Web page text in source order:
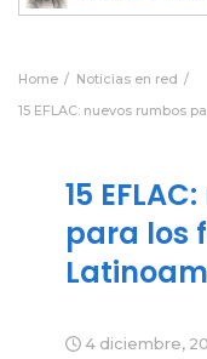
Home
Noticias en red
15 EFLAC: nuevos rumbos
15
para los
4 diciembre,